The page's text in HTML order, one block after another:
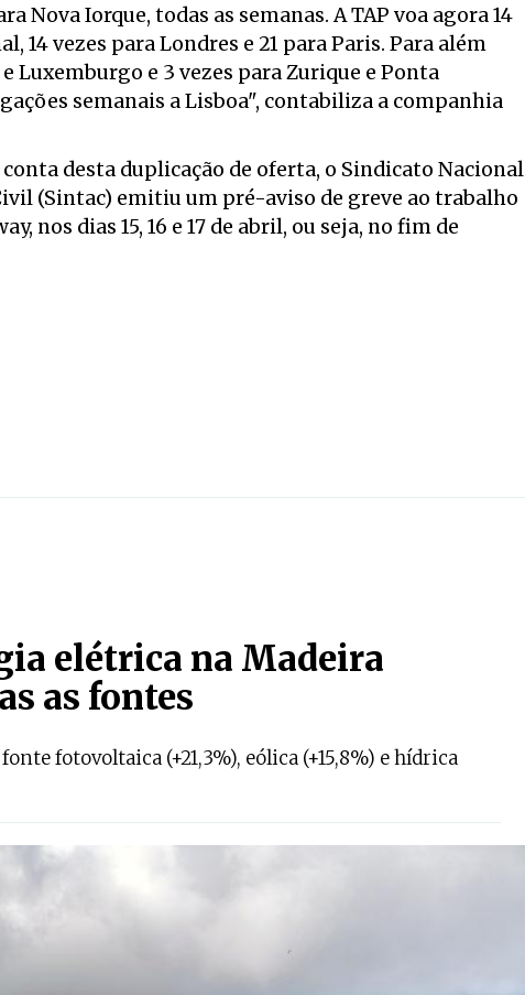
Nova Iorque, todas as semanas. A TAP voa agora 14
14 vezes para Londres e 21 para Paris. Para além
Luxemburgo e 3 vezes para Zurique e Ponta
semanais a Lisboa", contabiliza a companhia
conta desta duplicação de oferta, o Sindicato Nacional
(Sintac) emitiu um pré-aviso de greve ao trabalho
nos dias 15, 16 e 17 de abril, ou seja, no fim de
elétrica na Madeira
as fontes
fotovoltaica (+21,3%), eólica (+15,8%) e hídrica